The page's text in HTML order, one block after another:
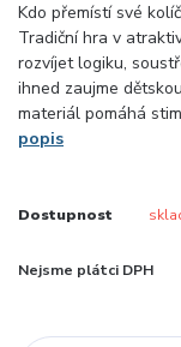
Kdo přemístí své
Tradiční hra v
rozvíjet logiku,
ihned zaujme
materiál pomáhá
popis
Dostupnost
Nejsme plátci DPH